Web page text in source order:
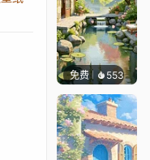
免费 553渔小小